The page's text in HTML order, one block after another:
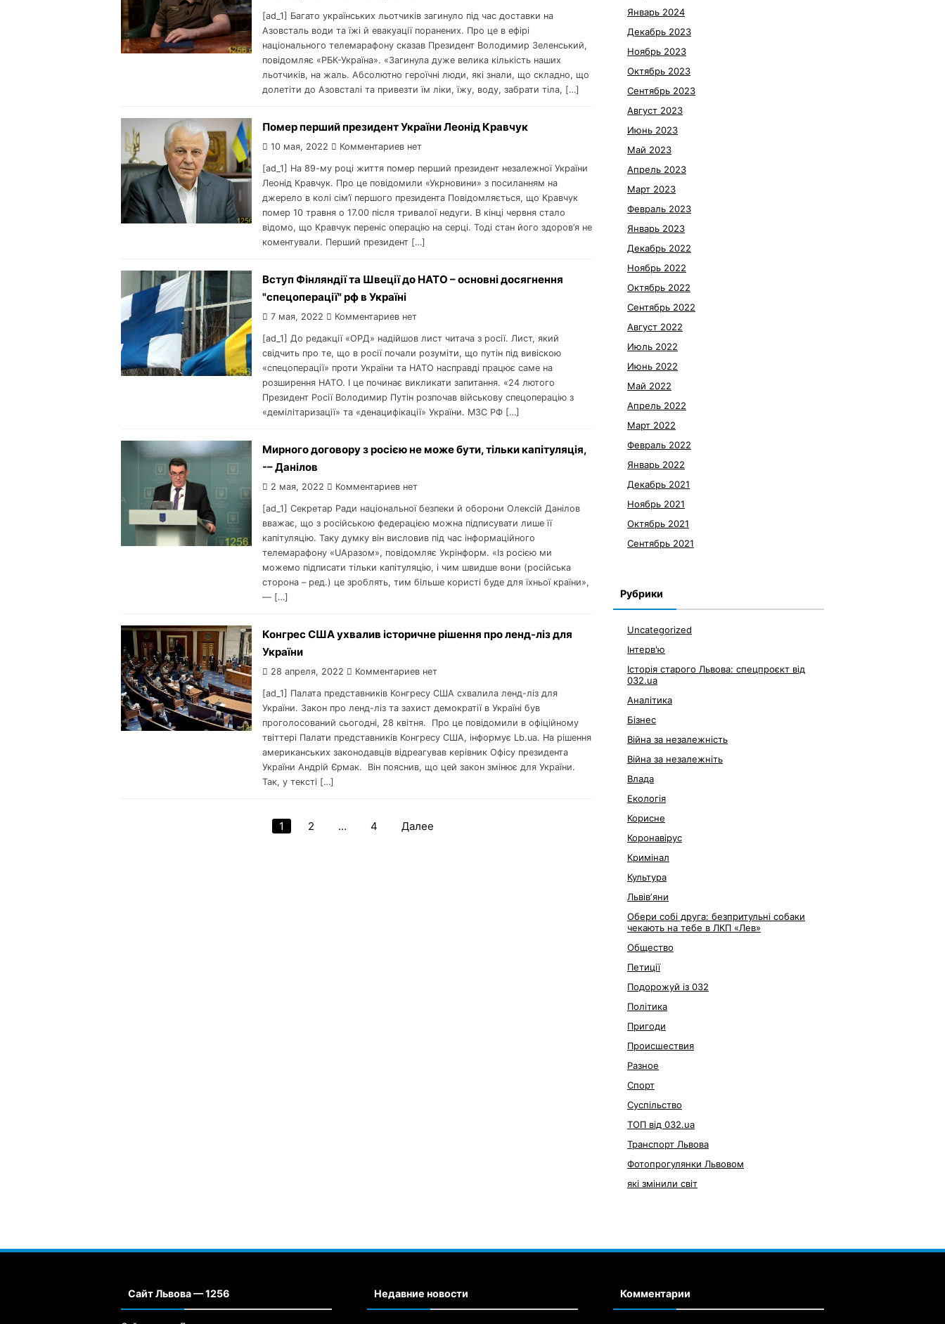
[ad_1] Багато українських льотчиків загинуло під час доставки на
Азовсталь води та їжі й евакуації поранених. Про це в ефірі
національного телемарафону сказав Президент Володимир Зеленський,
повідомляє «РБК-Україна». «Загинула дуже велика кількість наших
льотчиків, на жаль. Абсолютно героїчні люди, які знали, що складно, що
долетіти до Азовсталі та привезти їм ліки, їжу, воду, забрати тіла, […]
Помер перший президент України Леонід Кравчук
10 мая, 2022 Комментариев нет
[ad_1] На 89-му році життя помер перший президент незалежної України
Леонід Кравчук. Про це повідомили «Укрновини» з посиланням на
джерело в колі сім’ї першого президента Повідомляється, що Кравчук
помер 10 травня о 17.00 після тривалої недуги. В кінці червня стало
відомо, що Кравчук переніс операцію на серці. Тоді стан його здоров’я не
коментували. Перший президент […]
Вступ Фінляндії та Швеції до НАТО – основні досягнення
"спецоперації" рф в Україні
7 мая, 2022 Комментариев нет
[ad_1] До редакції «ОРД» надійшов лист читача з росії. Лист, який
свідчить про те, що в росії почали розуміти, що путін під вивіскою
«спецоперації» проти України та НАТО насправді працює саме на
розширення НАТО. І це починає викликати запитання. «24 лютого
Президент Росії Володимир Путін розпочав військову спецоперацію з
«демілітаризації» та «денацифікації» України. МЗС РФ […]
Мирного договору з росією не може бути, тільки капітуляція,
-– Данілов
2 мая, 2022 Комментариев нет
[ad_1] Секретар Ради національної безпеки й оборони Олексій Данілов
вважає, що з російською федерацією можна підписувати лише її
капітуляцію. Таку думку він висловив під час інформаційного
телемарафону «UAразом», повідомляє Укрінформ. «Із росією ми
можемо підписати тільки капітуляцію, і чим швидше вони (російська
сторона – ред.) це зроблять, тим більше користі буде для їхньої країни»,
— […]
Конгрес США ухвалив історичне рішення про ленд-ліз для
України
28 апреля, 2022 Комментариев нет
[ad_1] Палата представників Конгресу США схвалила ленд-ліз для
України. Закон про ленд-ліз та захист демократії в Україні був
проголосований сьогодні, 28 квітня. Про це повідомили в офіційному
твіттері Палати представників Конгресу США, інформує Lb.ua. На рішення
американських законодавців відреагував керівник Офісу президента
України Андрій Єрмак. Він пояснив, що цей закон змінює для України.
Так, у тексті […]
Навигация
1 2 … 4 Далее
Январь 2024
Декабрь 2023
Ноябрь 2023
Октябрь 2023
Сентябрь 2023
Август 2023
Июнь 2023
Май 2023
Апрель 2023
Март 2023
Февраль 2023
Январь 2023
Декабрь 2022
Ноябрь 2022
Октябрь 2022
Сентябрь 2022
Август 2022
Июль 2022
Июнь 2022
Май 2022
Апрель 2022
Март 2022
Февраль 2022
Январь 2022
Декабрь 2021
Ноябрь 2021
Октябрь 2021
Сентябрь 2021
Рубрики
Uncategorized
Інтерв'ю
Історія старого Львова: спецпроєкт від
032.ua
Аналітика
Бізнес
Війна за незалежність
Війна за незалежніть
Влада
Екологія
Корисне
Коронавірус
Кримінал
Культура
Львівʼяни
Обери собі друга: безпритульні собаки
чекають на тебе в ЛКП «Лев»
Общество
Петиції
Подорожуй із 032
Політика
Пригоди
Происшествия
Разное
Спорт
Суспільство
ТОП від 032.ua
Транспорт Львова
Фотопрогулянки Львовом
які змінили світ
Сайт Львова — 1256 Недавние новости Комментарии